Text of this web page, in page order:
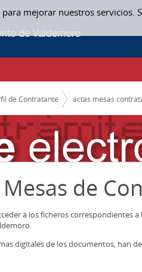
mejorar nuestros
de Contratante actas mesas
de
a los ficheros correspondientes
digitales de los documentos, han